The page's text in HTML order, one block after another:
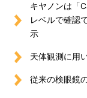
キヤノンは「
レベルで確認
示
天体観測に用
従来の検眼鏡